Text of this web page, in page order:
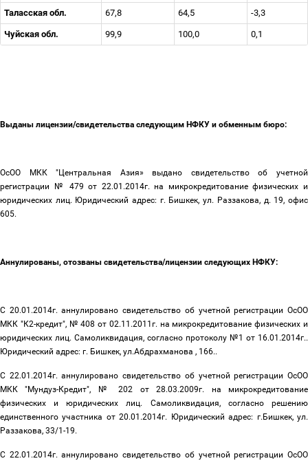
Таласская обл. 67,8 64,5 -3,3
Чуйская обл. 99,9 100,0 0,1
Выданы лицензии/свидетельства следующим НФКУ и обменным бюро:
ОсОО МКК "Центральная Азия» выдано свидетельство об учетной
регистрации № 479 от 22.01.2014г. на микрокредитование физических и
юридических лиц. Юридический адрес: г. Бишкек, ул. Раззакова, д. 19, офис
605.
Аннулированы, отозваны свидетельства/лицензии следующих НФКУ:
С 20.01.2014г. аннулировано свидетельство об учетной регистрации ОсОО
МКК "К2-кредит", № 408 от 02.11.2011г. на микрокредитование физических и
юридических лиц. Самоликвидация, согласно протоколу №1 от 16.01.2014г..
Юридический адрес: г. Бишкек, ул.Абдрахманова , 166..
С 22.01.2014г. аннулировано свидетельство об учетной регистрации ОсОО
МКК "Мундуз-Кредит", № 202 от 28.03.2009г. на микрокредитование
физических и юридических лиц. Самоликвидация, согласно решению
единственного участника от 20.01.2014г. Юридический адрес: г.Бишкек, ул.
Раззакова, 33/1-19.
С 22.01.2014г. аннулировано свидетельство об учетной регистрации ОсОО